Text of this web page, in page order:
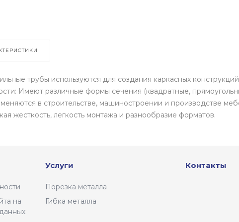
трубы используются для создания каркасных
Имеют различные формы сечения (квадратные,
в строительстве, машиностроении и производстве
жесткость, легкость монтажа и разнообразие форматов.
на
Услуги
Порезка металла
Гибка металла
Контакты